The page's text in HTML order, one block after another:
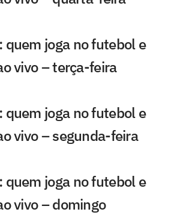
quem joga no futebol e
vivo – terça-feira
quem joga no futebol e
vivo – segunda-feira
quem joga no futebol e
vivo – domingo